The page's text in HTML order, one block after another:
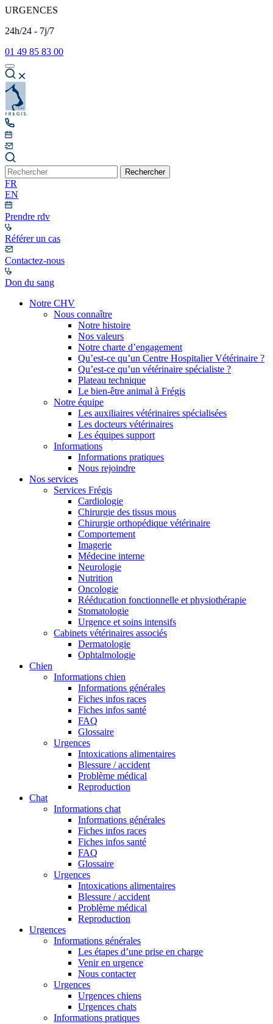
URGENCES
24h/24 - 7j/7
01 49 85 83 00
Rechercher
FR
EN
Prendre rdv
Référer un cas
Contactez-nous
Don du sang
Notre CHV
Nous connaître
Notre histoire
Nos valeurs
Notre charte d’engagement
Qu’est-ce qu’un Centre Hospitalier Vétérinaire ?
Qu’est-ce qu’un vétérinaire spécialiste ?
Plateau technique
Le bien-être animal à Frégis
Notre équipe
Les auxiliaires vétérinaires spécialisées
Les docteurs vétérinaires
Les équipes support
Informations
Informations pratiques
Nous rejoindre
Nos services
Services Frégis
Cardiologie
Chirurgie des tissus mous
Chirurgie orthopédique vétérinaire
Comportement
Imagerie
Médecine interne
Neurologie
Nutrition
Oncologie
Rééducation fonctionnelle et physiothérapie
Stomatologie
Urgence et soins intensifs
Cabinets vétérinaires associés
Dermatologie
Ophtalmologie
Chien
Informations chien
Informations générales
Fiches infos races
Fiches infos santé
FAQ
Glossaire
Urgences
Intoxications alimentaires
Blessure / accident
Problème médical
Reproduction
Chat
Informations chat
Informations générales
Fiches infos races
Fiches infos santé
FAQ
Glossaire
Urgences
Intoxications alimentaires
Blessure / accident
Problème médical
Reproduction
Urgences
Informations générales
Les étapes d’une prise en charge
Venir en urgence
Nous contacter
Urgences
Urgences chiens
Urgences chats
Informations pratiques